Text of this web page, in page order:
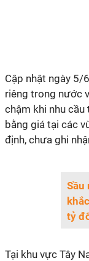
Cập nhật ngày 5/
riêng trong nước
chậm khi nhu cầu
bằng giá tại các
định, chưa ghi
Sầu
tỷ
Tại khu vực Tây